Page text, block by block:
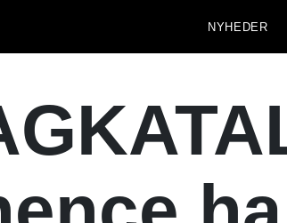
NYHEDER